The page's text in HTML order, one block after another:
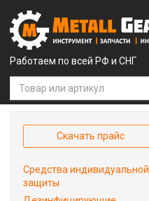
Работаем по всей РФ и СНГ
Скачать прайс
Средства индивидуальной
защиты